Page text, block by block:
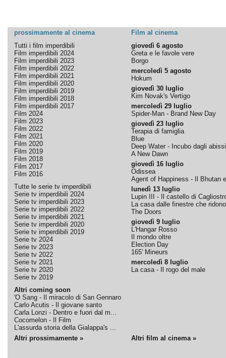
prossimamente al cinema
Film al cinema
Tutti i film imperdibili
Film imperdibili 2024
Film imperdibili 2023
Film imperdibili 2022
Film imperdibili 2021
Film imperdibili 2020
Film imperdibili 2019
Film imperdibili 2018
Film imperdibili 2017
Film 2024
Film 2023
Film 2022
Film 2021
Film 2020
Film 2019
Film 2018
Film 2017
Film 2016
Tutte le serie tv imperdibili
Serie tv imperdibili 2024
Serie tv imperdibili 2023
Serie tv imperdibili 2022
Serie tv imperdibili 2021
Serie tv imperdibili 2020
Serie tv imperdibili 2019
Serie tv 2024
Serie tv 2023
Serie tv 2022
Serie tv 2021
Serie tv 2020
Serie tv 2019
Altri coming soon
'O Sang - Il miracolo di San Gennaro
Carlo Acutis - Il giovane santo
Carla Lonzi - Dentro e fuori dal m...
Cocomelon - Il Film
L'assurda storia della Gialappa's ...
giovedì 6 agosto
Greta e le favole vere
Borgo
mercoledì 5 agosto
Hokum
giovedì 30 luglio
Kim Novak's Vertigo
mercoledì 29 luglio
Spider-Man - Brand New Day
giovedì 23 luglio
Terapia di famiglia
Blue
Deep Water - Incubo dagli abissi
A New Dawn
giovedì 16 luglio
Odissea
Agent of Happiness - Il Bhutan
lunedì 13 luglio
Lupin III - Il castello di
La casa dalle finestre che ridono
The Doors
giovedì 9 luglio
L'Hangar Rosso
Il mondo oltre
Election Day
165' Mineurs
mercoledì 8 luglio
La casa - Il rogo del male
Altri prossimamente » Altri film al cinema »